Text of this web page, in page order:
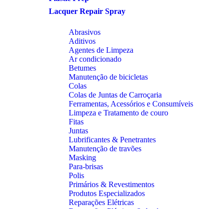
Lacquer Repair Spray
Abrasivos
Aditivos
Agentes de Limpeza
Ar condicionado
Betumes
Manutenção de bicicletas
Colas
Colas de Juntas de Carroçaria
Ferramentas, Acessórios e Consumíveis
Limpeza e Tratamento de couro
Fitas
Juntas
Lubrificantes & Penetrantes
Manutenção de travões
Masking
Para-brisas
Polis
Primários & Revestimentos
Produtos Especializados
Reparações Elétricas